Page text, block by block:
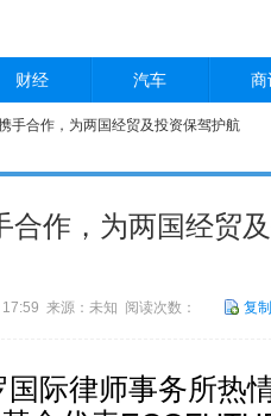
财经 汽车
手合作，为两国经贸及投资保驾护航
合作，为两国经贸
来源：未知 阅读次数： 复
律师事务所热